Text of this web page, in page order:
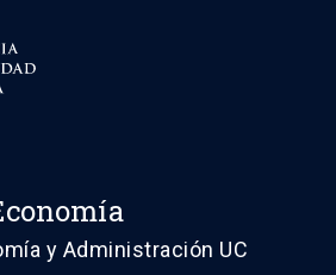
y Administración UC